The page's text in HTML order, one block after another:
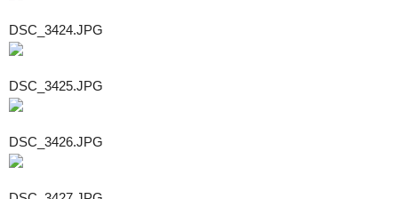
DSC_3424.JPG
DSC_3425.JPG
DSC_3426.JPG